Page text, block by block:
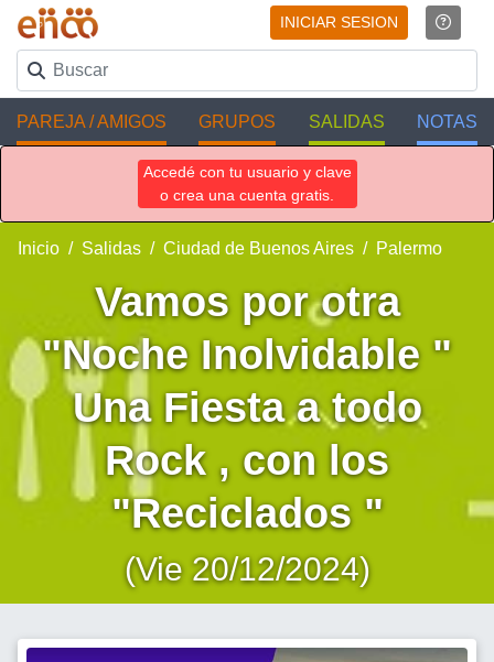
INICIAR SESION
PAREJA / AMIGOS GRUPOS SALIDAS NOTAS
Accedé con tu usuario y clave
o crea una cuenta gratis.
Inicio Salidas Ciudad de Buenos Aires Palermo
Vamos por otra
"Noche Inolvidable "
Una Fiesta a todo
Rock , con los
"Reciclados "
(Vie 20/12/2024)